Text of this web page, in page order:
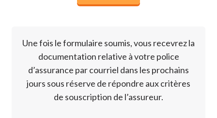
Une fois le formulaire soumis, vous recevrez la
documentation relative à votre police
d’assurance par courriel dans les prochains
jours sous réserve de répondre aux critères
de souscription de l’assureur.